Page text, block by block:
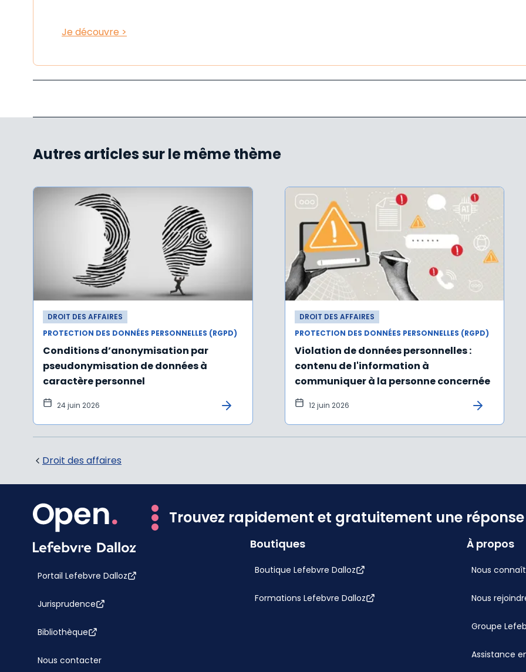
Je découvre >
Autres articles sur le même thème
DROIT DES AFFAIRES
PROTECTION DES DONNÉES PERSONNELLES (RGPD)
Conditions d’anonymisation par
pseudonymisation de données à
caractère personnel
24 juin 2026
DROIT DES AFFAIRES
PROTECTION DES DONNÉES PERSONNELLES (RGPD)
Violation de données personnelles :
contenu de l'information à
communiquer à la personne concernée
12 juin 2026
Droit des affaires
Trouvez rapidement et gratuitement une
Portail Lefebvre Dalloz
Jurisprudence
Bibliothèque
Nous contacter
Boutiques
Boutique Lefebvre Dalloz
Formations Lefebvre Dalloz
À propos
Nous
Nous
Groupe
Assistance